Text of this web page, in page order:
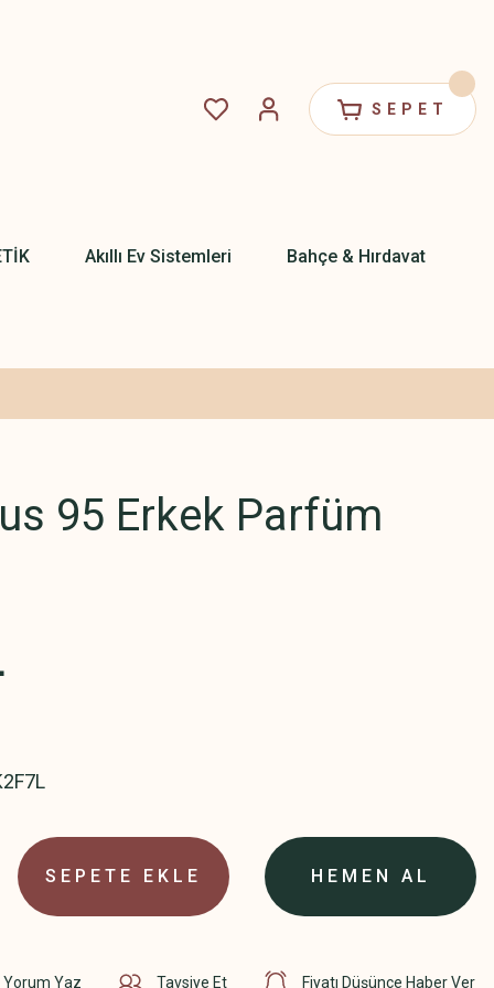
SEPET
Akıllı Ev Sistemleri Bahçe & Hırdavat
95 Erkek Parfüm
SEPETE EKLE HEMEN AL
Yorum Yaz Tavsiye Et Fiyatı Düşünce Haber Ver